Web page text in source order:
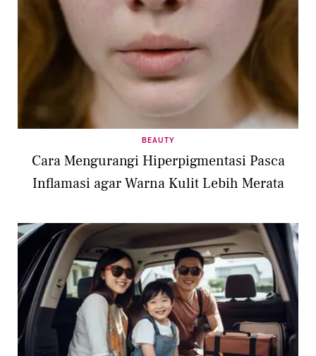
BEAUTY
Cara Mengurangi Hiperpigmentasi Pasca
Inflamasi agar Warna Kulit Lebih Merata